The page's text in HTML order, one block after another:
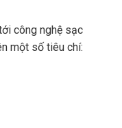
công nghệ sạc
một số tiêu chí: